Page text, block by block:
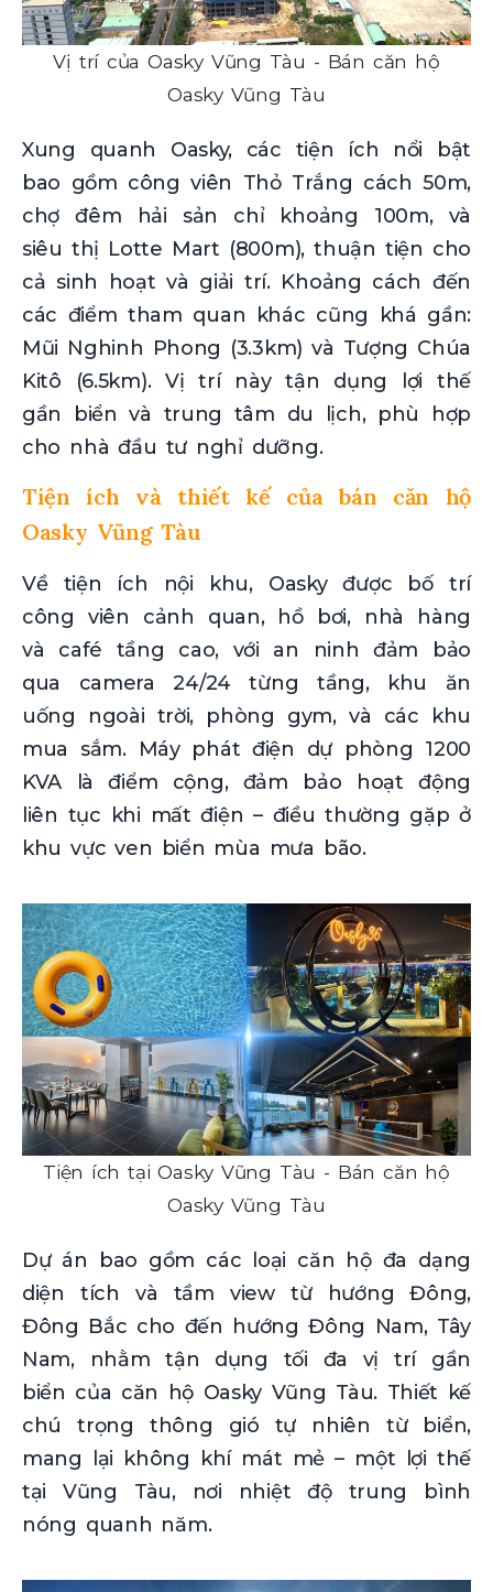
Vị trí của Oasky Vũng Tàu - Bán căn hộ
Oasky Vũng Tàu
Xung quanh Oasky, các tiện ích nổi bật
bao gồm công viên Thỏ Trắng cách 50m,
chợ đêm hải sản chỉ khoảng 100m, và
siêu thị Lotte Mart (800m), thuận tiện cho
cả sinh hoạt và giải trí. Khoảng cách đến
các điểm tham quan khác cũng khá gần:
Mũi Nghinh Phong (3.3km) và Tượng Chúa
Kitô (6.5km). Vị trí này tận dụng lợi thế
gần biển và trung tâm du lịch, phù hợp
cho nhà đầu tư nghỉ dưỡng.
Tiện ích và thiết kế của bán căn hộ
Oasky Vũng Tàu
Về tiện ích nội khu, Oasky được bố trí
công viên cảnh quan, hồ bơi, nhà hàng
và café tầng cao, với an ninh đảm bảo
qua camera 24/24 từng tầng, khu ăn
uống ngoài trời, phòng gym, và các khu
mua sắm. Máy phát điện dự phòng 1200
KVA là điểm cộng, đảm bảo hoạt động
liên tục khi mất điện – điều thường gặp ở
khu vực ven biển mùa mưa bão.
Tiện ích tại Oasky Vũng Tàu - Bán căn hộ
Oasky Vũng Tàu
Dự án bao gồm các loại căn hộ đa dạng
diện tích và tầm view từ hướng Đông,
Đông Bắc cho đến hướng Đông Nam, Tây
Nam, nhằm tận dụng tối đa vị trí gần
biển của căn hộ Oasky Vũng Tàu. Thiết kế
chú trọng thông gió tự nhiên từ biển,
mang lại không khí mát mẻ – một lợi thế
tại Vũng Tàu, nơi nhiệt độ trung bình
nóng quanh năm.